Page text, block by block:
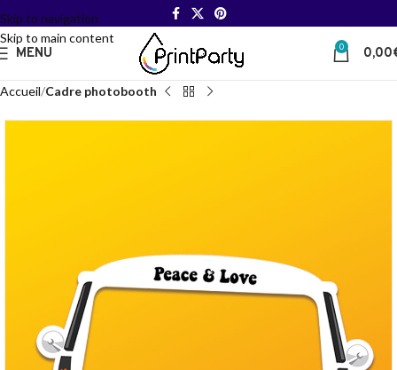
Skip to navigation
Skip to main content
MENU 0 0,00
Accueil Cadre photobooth